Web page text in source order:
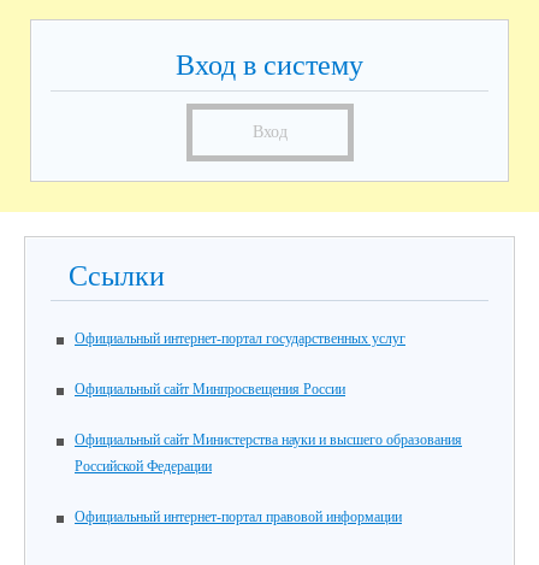
Вход в систему
Вход
Ссылки
Официальный интернет-портал государственных услуг
Официальный сайт Минпросвещения России
Официальный сайт Министерства науки и высшего образования
Российской Федерации
Официальный интернет-портал правовой информации